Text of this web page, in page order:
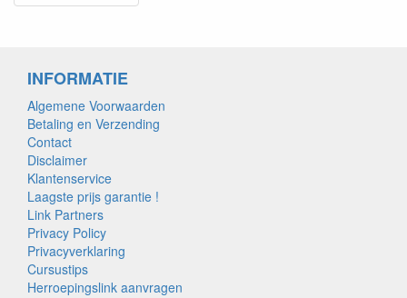
INFORMATIE
Algemene Voorwaarden
Betaling en Verzending
Contact
Disclaimer
Klantenservice
Laagste prijs garantie !
Link Partners
Privacy Policy
Privacyverklaring
Cursustips
Herroepingslink aanvragen